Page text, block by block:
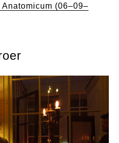
Anatomicum (06–09–